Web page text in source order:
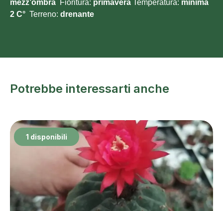
mezz’ombra Fioritura: primavera Temperatura: minima
2 C° Terreno: drenante
Potrebbe interessarti anche
1 disponibili